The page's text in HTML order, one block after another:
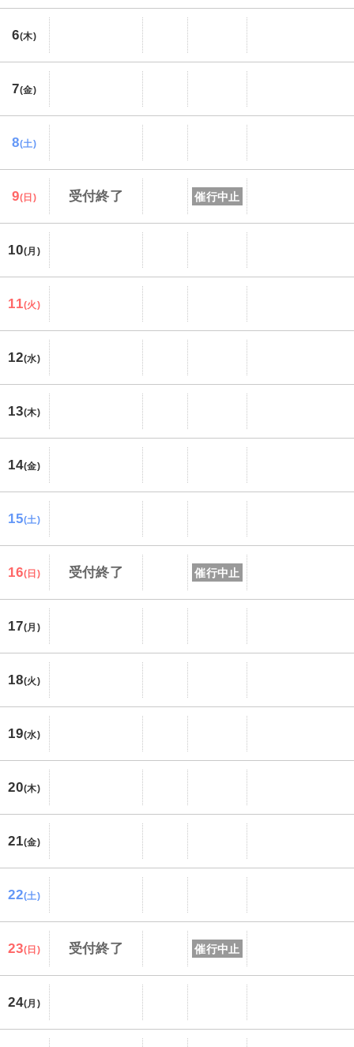
6(木)
7(金)
8(土)
9(日) 受付終了 催行中止
10(月)
11(火)
12(水)
13(木)
14(金)
15(土)
16(日) 受付終了 催行中止
17(月)
18(火)
19(水)
20(木)
21(金)
22(土)
23(日) 受付終了 催行中止
24(月)